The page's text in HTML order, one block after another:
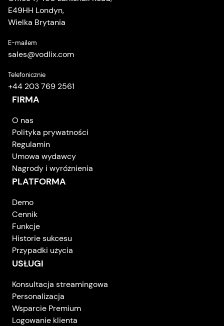
E49HH Londyn,
Wielka Brytania
E-mailem
sales@vodlix.com
Telefonicznie
+44 203 769 2561
FIRMA
O nas
Polityka prywatności
Regulamin
Umowa wydawcy
Nagrody i wyróżnienia
PLATFORMA
Demo
Cennik
Funkcje
Historie sukcesu
Przypadki użycia
USŁUGI
Konsultacja streamingowa
Personalizacja
Wsparcie Premium
Logowanie klienta